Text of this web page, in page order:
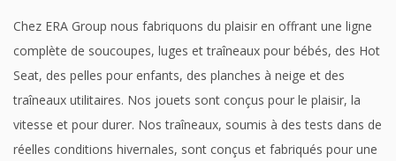
Chez ERA Group nous fabriquons du plaisir en offrant une ligne
complète de soucoupes, luges et traîneaux pour bébés, des Hot
Seat, des pelles pour enfants, des planches à neige et des
traîneaux utilitaires. Nos jouets sont conçus pour le plaisir, la
vitesse et pour durer. Nos traîneaux, soumis à des tests dans de
réelles conditions hivernales, sont conçus et fabriqués pour une